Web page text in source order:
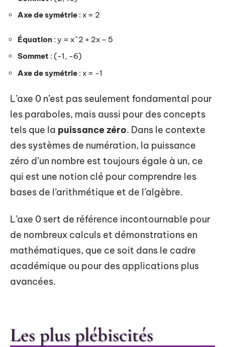
Axe de symétrie : x = 2
Équation : y = x^2 + 2x – 5
Sommet : (-1, -6)
Axe de symétrie : x = -1
L’axe 0 n’est pas seulement fondamental pour
les paraboles, mais aussi pour des concepts
tels que la puissance zéro. Dans le contexte
des systèmes de numération, la puissance
zéro d’un nombre est toujours égale à un, ce
qui est une notion clé pour comprendre les
bases de l’arithmétique et de l’algèbre.
L’axe 0 sert de référence incontournable pour
de nombreux calculs et démonstrations en
mathématiques, que ce soit dans le cadre
académique ou pour des applications plus
avancées.
Les plus plébiscités